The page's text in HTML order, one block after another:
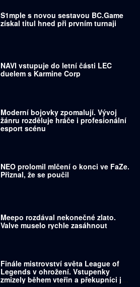
S1mple s novou sestavou BC.Game
získal titul hned při prvním turnaji
NAVI vstupuje do letní části LEC
duelem s Karmine Corp
Moderní bojovky zpomalují. Vývoj
žánru rozděluje hráče i profesionální
esport scénu
NEO prolomil mlčení o konci ve FaZe.
Přiznal, že se poučil
Meepo rozdával nekonečné zlato.
Valve muselo rychle zasáhnout
Finále mistrovství světa League of
Legends v ohrožení. Vstupenky
zmizely během vteřin a překupníci je